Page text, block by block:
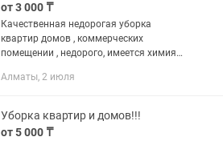
от 3 000 ₸
Качественная недорогая уборка
квартир домов , коммерческих
помещении , недорого, имеется химия ,
услуги химчистки . Влажная ,
Алматы, 2 июля
Уборка квартир и домов!!!
от 5 000 ₸